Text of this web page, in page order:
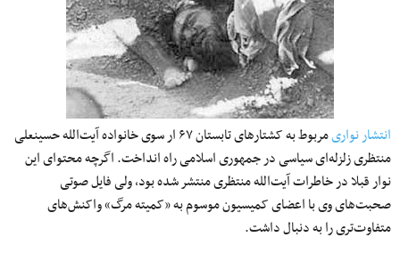
انتشار نواری
مربوط به کشتار‌های تابستان ۶۷ ار سوی خانواده آیت‌الله حسینعلی
منتظری زلزله‌ای سیاسی در جمهوری اسلامی راه انداخت. اگرچه محتوای این
نوار قبلا در خاطرات آیت‌الله منتظری منتشر شده بود، ولی فایل صوتی
صحبت‌های وی با اعضای کمیسیون موسوم به «کمیته مرگ» واکنش‌های
متفاوت‌تری را به دنبال داشت.